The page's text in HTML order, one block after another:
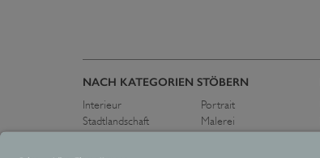
NACH KATEGORIEN STÖBERN
Interieur
Stadtlandschaft
Portrait
Malerei